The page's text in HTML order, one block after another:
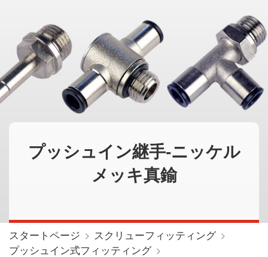
プッシュイン継手-ニッケル
メッキ真鍮
スタートページ
スクリューフィッティング
プッシュイン式フィッティング